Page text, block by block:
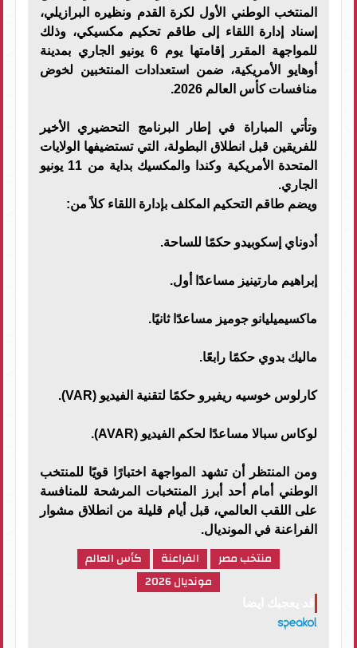
المنتخب الوطني الأول لكرة القدم ونظيره البرازيلي،
إسناد إدارة اللقاء إلى طاقم تحكيم مكسيكي، وذلك
للمواجهة المقرر إقامتها يوم 6 يونيو الجاري بمدينة
أوهايو الأمريكية، ضمن استعدادات المنتخبين لخوض
منافسات كأس العالم 2026.
وتأتي المباراة في إطار البرنامج التحضيري الأخير
للفريقين قبل انطلاق البطولة، التي تستضيفها الولايات
المتحدة الأمريكية وكندا والمكسيك بداية من 11 يونيو
الجاري.
ويضم طاقم التحكيم المكلف بإدارة اللقاء كلاً من:
أدوناي إسكوبيدو حكمًا للساحة.
إبراهيم مارتينيز مساعدًا أول.
ماكسيميليانو جوميز مساعدًا ثانيًا.
ماليك بدوي حكمًا رابعًا.
كارلوس خوسيه ريفيرو حكمًا لتقنية الفيديو (VAR).
لوكاس سبالا مساعدًا لحكم الفيديو (AVAR).
ومن المنتظر أن تشهد المواجهة اختبارًا قويًا للمنتخب
الوطني أمام أحد أبرز المنتخبات المرشحة للمنافسة
على اللقب العالمي، قبل أيام قليلة من انطلاق مشوار
الفراعنة في المونديال.
منتخب مصر الفراعنة
كأس العالم
مونديال 2026